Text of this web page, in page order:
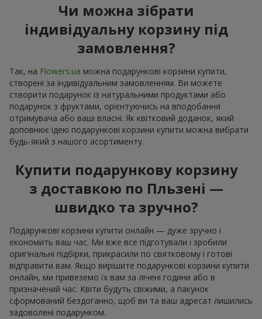
Чи можна зібрати
індивідуальну корзину під
замовлення?
Так, на Flowers.ua можна подарункові корзини купити,
створені за індивідуальним замовленням. Ви можете
створити подарунок із натуральними продуктами або
подарунок з фруктами, орієнтуючись на вподобання
отримувача або ваші власні. Як квітковий доданок, який
доповнює ідею подарункові корзини купити можна вибрати
будь-який з нашого асортименту.
Купити подарункову корзину
з доставкою по Пльзені —
швидко та зручно?
Подарункові корзини купити онлайн — дуже зручно і
економить ваш час. Ми вже все підготували і зробили
оригінальні підбірки, прикрасили по святковому і готові
відправити вам. Якщо вирішите подарункові корзини купити
онлайн, ми привеземо їх вам за лічені години або в
призначений час. Квіти будуть свіжими, а пакунок
сформований бездоганно, щоб ви та ваш адресат лишились
задоволені подарунком.